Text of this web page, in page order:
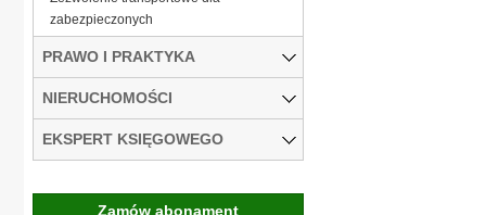
zabezpieczonych
PRAWO I PRAKTYKA
NIERUCHOMOŚCI
EKSPERT KSIĘGOWEGO
Zamów abonament